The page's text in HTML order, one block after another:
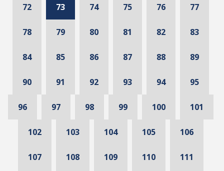
72 73 74 75 76 77
78 79 80 81 82 83
84 85 86 87 88 89
90 91 92 93 94 95
96 97 98 99 100 101
102 103 104 105 106
107 108 109 110 111